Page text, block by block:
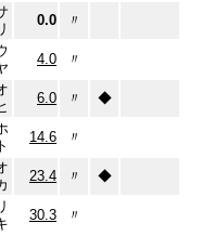
0.0 〃
4.0 〃
6.0 〃 ◆
ト
14.6 〃
23.4 〃 ◆
30.3 〃